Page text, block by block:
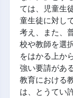
ては、児童生
童生徒に対し
考え、また、
校や教師を選
をはかる上か
強い要請があ
教育における
は、とうてい